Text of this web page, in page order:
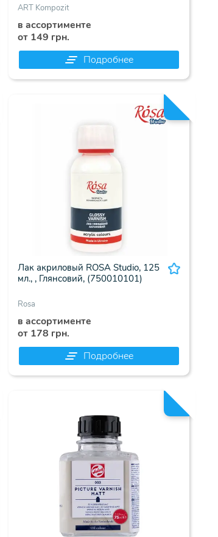
ART Kompozit
в ассортименте
от 149 грн.
Подробнее
Лак акриловый ROSA Studio, 125
мл., , Глянсовий, (750010101)
Rosa
в ассортименте
от 178 грн.
Подробнее